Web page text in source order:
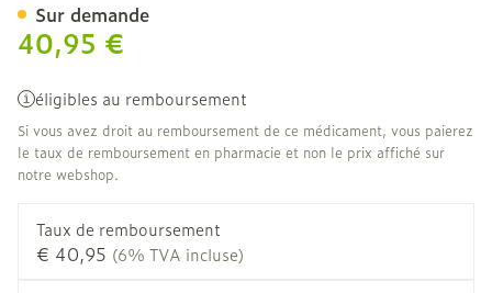
40,95 €
éligibles au remboursement
Si vous avez droit au remboursement de ce médicament, vous paierez
le taux de remboursement en pharmacie et non le prix affiché sur
notre webshop.
Taux de remboursement
€ 40,95 (6% TVA incluse)
Sur demande